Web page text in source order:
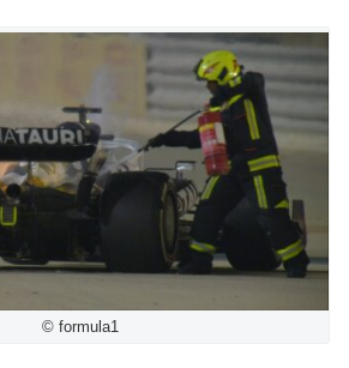
© formula1